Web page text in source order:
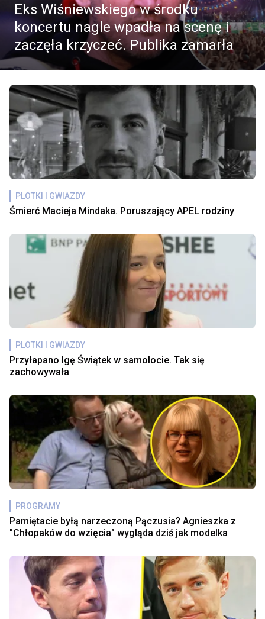
Eks Wiśniewskiego w środku
koncertu nagle wpadła na scenę i
zaczęła krzyczeć. Publika zamarła
PLOTKI I GWIAZDY
Śmierć Macieja Mindaka. Poruszający APEL rodziny
PLOTKI I GWIAZDY
Przyłapano Igę Świątek w samolocie. Tak się
zachowywała
PROGRAMY
Pamiętacie byłą narzeczoną Pączusia? Agnieszka z
"Chłopaków do wzięcia" wygląda dziś jak modelka